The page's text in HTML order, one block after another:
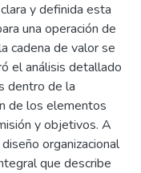
y definida esta
una operación de
cadena de valor se
el análisis detallado
dentro de la
de los elementos
y objetivos. A
organizacional
que describe